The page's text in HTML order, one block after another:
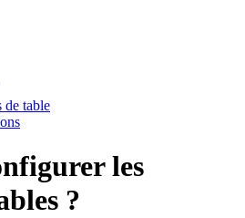
de table
les
?